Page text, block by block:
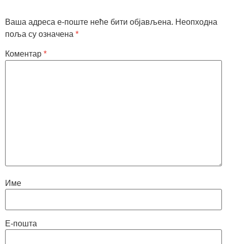
Ваша адреса е-поште неће бити објављена. Неопходна
поља су означена *
Коментар *
Име
Е-пошта